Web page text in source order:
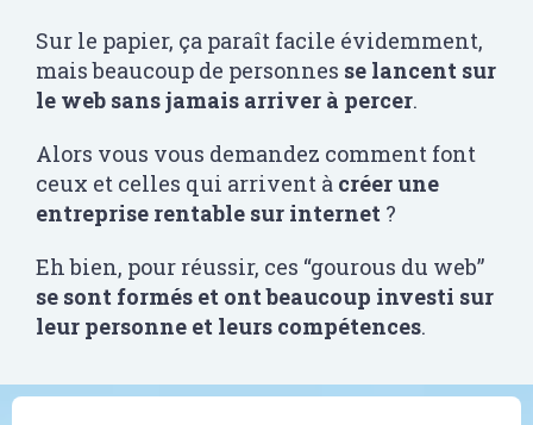
Sur le papier, ça paraît facile évidemment,
mais beaucoup de personnes se lancent sur
le web sans jamais arriver à percer.
Alors vous vous demandez comment font
ceux et celles qui arrivent à créer une
entreprise rentable sur internet ?
Eh bien, pour réussir, ces “gourous du web”
se sont formés et ont beaucoup investi sur
leur personne et leurs compétences.